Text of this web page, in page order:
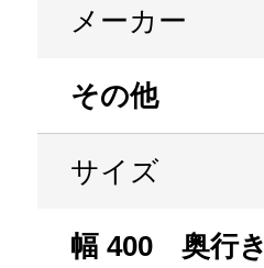
メーカー
その他
サイズ
幅 400 奥行